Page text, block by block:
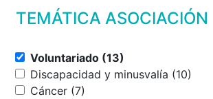
TEMÁTICA ASOCIACIÓN
Voluntariado (13)
Discapacidad y minusvalía (10)
Cáncer (7)